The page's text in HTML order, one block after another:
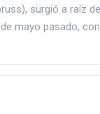
surgió a raíz
mayo pasado,